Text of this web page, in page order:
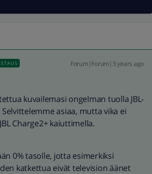
Forum|Forum|3 years ago
kuvailemasi ongelman tuolla JBL-
asiaa, mutta vika ei
Charge2+ kaiuttimella.
0% tasolle, jotta esimerkiksi
katkettua eivät television äänet